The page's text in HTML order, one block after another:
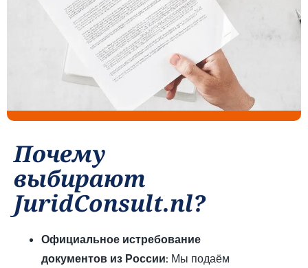
Почему
выбирают
JuridConsult.nl?
Официальное истребование
документов из России: Мы подаём